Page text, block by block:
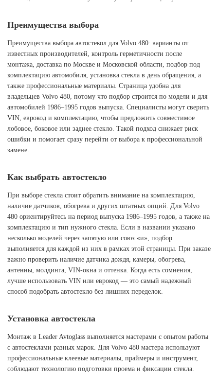
Преимущества выбора
Преимущества выбора автостекол для Volvo 480: варианты от
известных производителей, контроль герметичности после
монтажа, доставка по Москве и Московской области, подбор под
комплектацию автомобиля, установка стекла в день обращения, а
также профессиональные материалы. Страница удобна для
владельцев Volvo 480, потому что подбор строится по модели и для
автомобилей 1986–1995 годов выпуска. Специалисты могут сверить
VIN, еврокод и комплектацию, чтобы предложить совместимое
лобовое, боковое или заднее стекло. Такой подход снижает риск
ошибки и помогает сразу перейти от выбора к профессиональной
замене.
Как выбрать автостекло
При выборе стекла стоит обратить внимание на комплектацию,
наличие датчиков, обогрева и других штатных опций. Для Volvo
480 ориентируйтесь на период выпуска 1986–1995 годов, а также на
комплектацию и тип нужного стекла. Если в названии указано
несколько моделей через запятую или союз «и», подбор
выполняется для каждой из них в рамках этой страницы. При заказе
важно проверить наличие датчика дождя, камеры, обогрева,
антенны, молдинга, VIN-окна и оттенка. Когда есть сомнения,
лучше использовать VIN или еврокод — это самый надежный
способ подобрать автостекло без лишних переделок.
Установка автостекла
Монтаж в Leader Avtoglass выполняется мастерами с опытом работы
с автостеклами разных марок. Для Volvo 480 мастера используют
профессиональные клеевые материалы, праймеры и инструмент,
соблюдают технологию подготовки проема и фиксации стекла.